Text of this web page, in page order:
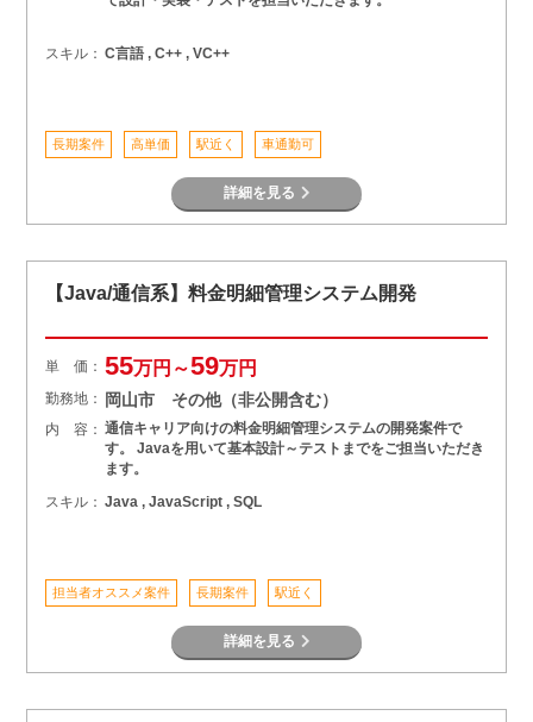
スキル： C言語 , C++ , VC++
長期案件 高単価 駅近く 車通勤可
詳細を見る
【Java/通信系】料金明細管理システム開発
単 価： 55万円～59万円
勤務地： 岡山市 その他（非公開含む）
内 容： 通信キャリア向けの料金明細管理システムの開発案件で
す。 Javaを用いて基本設計～テストまでをご担当いただき
ます。
スキル： Java , JavaScript , SQL
担当者オススメ案件 長期案件 駅近く
詳細を見る